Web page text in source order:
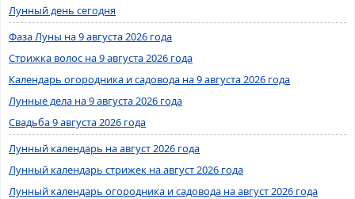
Лунный день сегодня
Фаза Луны на 9 августа 2026 года
Стрижка волос на 9 августа 2026 года
Календарь огородника и садовода на 9 августа 2026 года
Лунные дела на 9 августа 2026 года
Свадьба 9 августа 2026 года
Лунный календарь на август 2026 года
Лунный календарь стрижек на август 2026 года
Лунный календарь огородника и садовода на август 2026 года